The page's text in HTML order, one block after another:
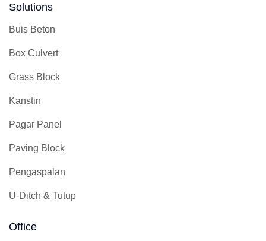
Solutions
Buis Beton
Box Culvert
Grass Block
Kanstin
Pagar Panel
Paving Block
Pengaspalan
U-Ditch & Tutup
Office